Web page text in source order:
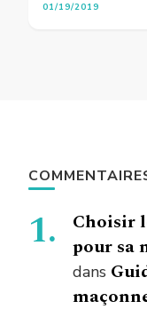
01/19/2019
Choisir
pour sa
dans